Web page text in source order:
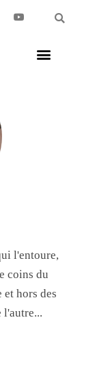
l'entoure,
coins du
hors des
l'autre...